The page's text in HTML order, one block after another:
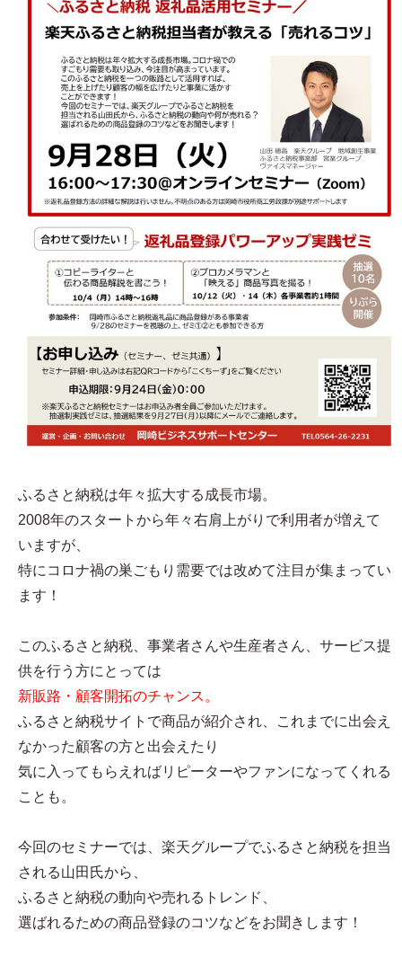
ふるさと納税は年々拡大する成長市場。
2008年のスタートから年々右肩上がりで利用者が増えて
いますが、
特にコロナ禍の巣ごもり需要では改めて注目が集まってい
ます！
このふるさと納税、事業者さんや生産者さん、サービス提
供を行う方にとっては
新販路・顧客開拓のチャンス。
ふるさと納税サイトで商品が紹介され、これまでに出会え
なかった顧客の方と出会えたり
気に入ってもらえればリピーターやファンになってくれる
ことも。
今回のセミナーでは、楽天グループでふるさと納税を担当
される山田氏から、
ふるさと納税の動向や売れるトレンド、
選ばれるための商品登録のコツなどをお聞きします！